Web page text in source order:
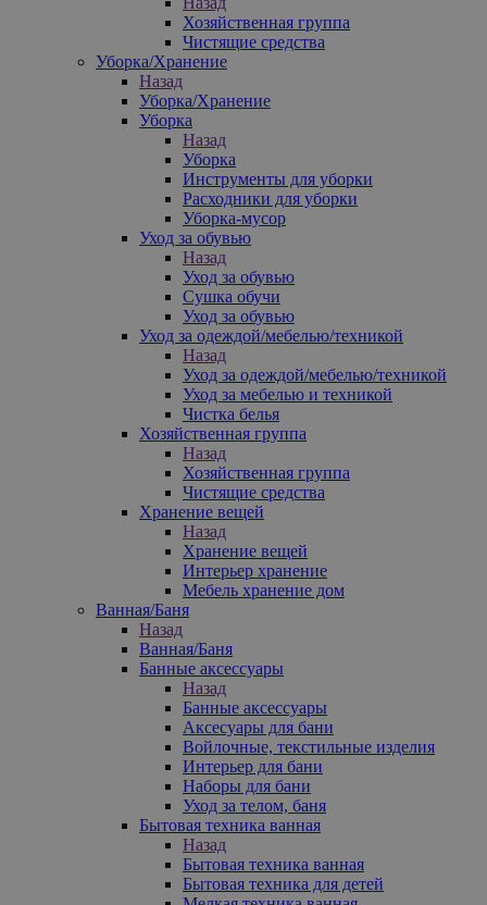
Хозяйственная группа
Чистящие средства
Уборка/Хранение
Назад
Уборка/Хранение
Уборка
Назад
Уборка
Инструменты для уборки
Расходники для уборки
Уборка-мусор
Уход за обувью
Назад
Уход за обувью
Сушка обучи
Уход за обувью
Уход за одеждой/мебелью/техникой
Назад
Уход за одеждой/мебелью/техникой
Уход за мебелью и техникой
Чистка белья
Хозяйственная группа
Назад
Хозяйственная группа
Чистящие средства
Хранение вещей
Назад
Хранение вещей
Интерьер хранение
Мебель хранение дом
Ванная/Баня
Назад
Ванная/Баня
Банные аксессуары
Назад
Банные аксессуары
Аксесуары для бани
Войлочные, текстильные изделия
Интерьер для бани
Наборы для бани
Уход за телом, баня
Бытовая техника ванная
Назад
Бытовая техника ванная
Бытовая техника для детей